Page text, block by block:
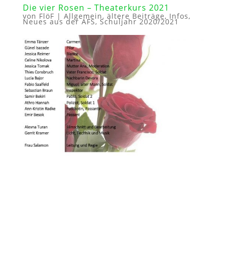
Die vier Rosen – Theaterkurs 2021
von FlöF | Allgemein, ältere Beiträge, Infos,
Neues aus der AFS,Schuljahr 2020/2021